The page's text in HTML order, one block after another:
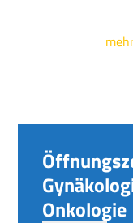
Onkologie